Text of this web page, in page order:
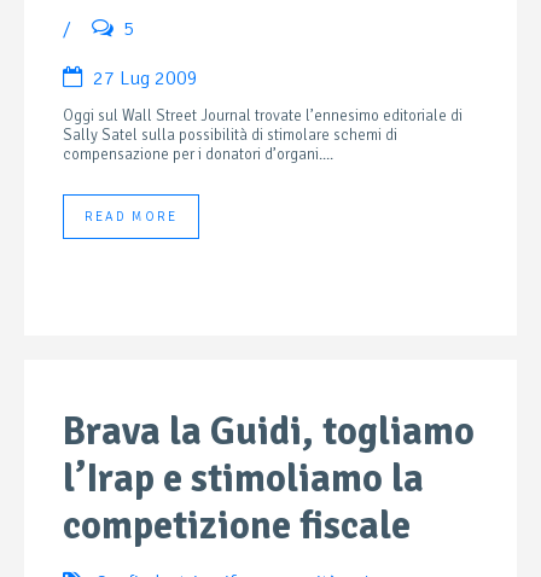
/
5
27 Lug 2009
Oggi sul Wall Street Journal trovate l’ennesimo editoriale di
Sally Satel sulla possibilità di stimolare schemi di
compensazione per i donatori d’organi....
READ MORE
Brava la Guidi, togliamo
l’Irap e stimoliamo la
competizione fiscale